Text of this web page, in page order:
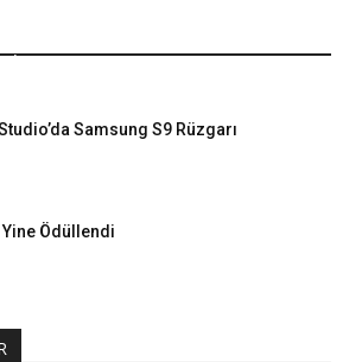
Day Gerçekleştirildi
Samsung S9 Rüzgarı
Yine Ödüllendi